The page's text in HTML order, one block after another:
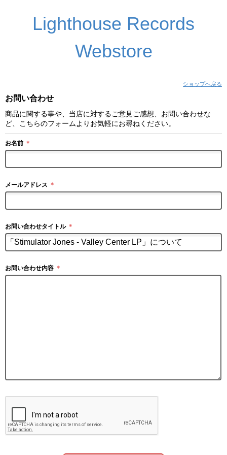
Lighthouse Records
Webstore
ショップへ戻る
お問い合わせ
商品に関する事や、当店に対するご意見ご感想、お問い合わせな
ど、こちらのフォームよりお気軽にお尋ねください。
お名前 ＊
メールアドレス ＊
お問い合わせタイトル ＊
お問い合わせ内容 ＊